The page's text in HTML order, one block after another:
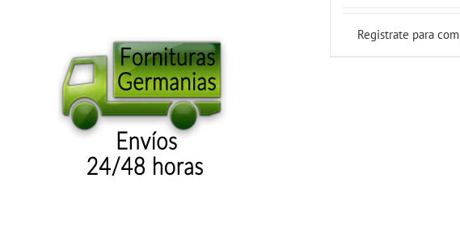
Registrate para